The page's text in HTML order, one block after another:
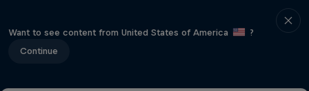
Want to see content from United States of America
?
Continue